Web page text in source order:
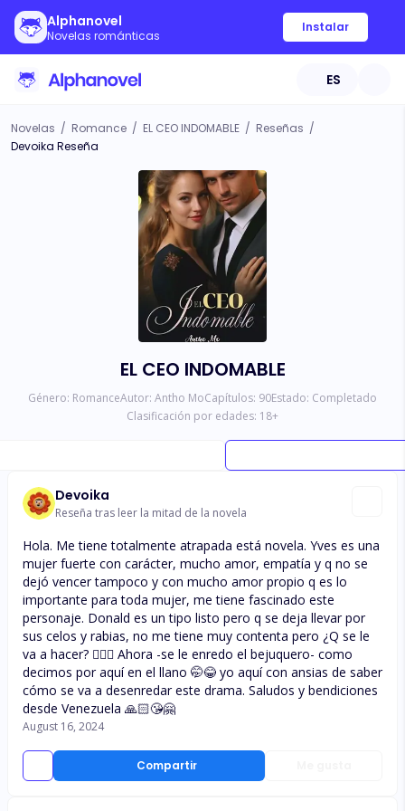
Alphanovel
Novelas románticas
Instalar
ES
Novelas / Romance / EL CEO INDOMABLE / Reseñas /
Devoika Reseña
EL CEO INDOMABLE
Género: RomanceAutor: Antho MoCapítulos: 90Estado: Completado
Clasificación por edades: 18+
Devoika
Reseña tras leer la mitad de la novela
Compartir
Hola. Me tiene totalmente atrapada está novela. Yves es una
mujer fuerte con carácter, mucho amor, empatía y q no se
dejó vencer tampoco y con mucho amor propio q es lo
importante para toda mujer, me tiene fascinado este
personaje. Donald es un tipo listo pero q se deja llevar por
sus celos y rabias, no me tiene muy contenta pero ¿Q se le
va a hacer? 🤷🏽‍♂️ Ahora -se le enredo el bejuquero- como
decimos por aquí en el llano 🤭😂 yo aquí con ansias de saber
cómo se va a desenredar este drama. Saludos y bendiciones
desde Venezuela 🙏🏻😘🤗
August 16, 2024